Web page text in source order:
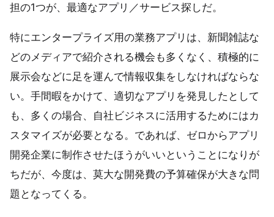
担の1つが、最適なアプリ／サービス探しだ。
特にエンタープライズ用の業務アプリは、新聞雑誌な
どのメディアで紹介される機会も多くなく、積極的に
展示会などに足を運んで情報収集をしなければならな
い。手間暇をかけて、適切なアプリを発見したとして
も、多くの場合、自社ビジネスに活用するためにはカ
スタマイズが必要となる。であれば、ゼロからアプリ
開発企業に制作させたほうがいいということになりが
ちだが、今度は、莫大な開発費の予算確保が大きな問
題となってくる。